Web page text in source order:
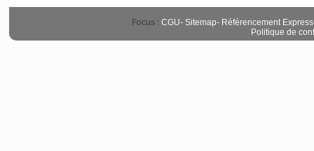
Focus : CGU- Sitemap- Référencement Express
Politique de